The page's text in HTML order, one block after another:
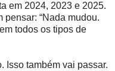
em 2024, 2023 e 2025.
pensar: “Nada mudou.
todos os tipos de
Isso também vai passar.